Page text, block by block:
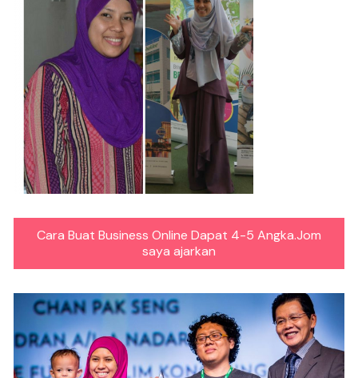
Cara Buat Business Online Dapat 4-5 Angka.Jom
saya ajarkan